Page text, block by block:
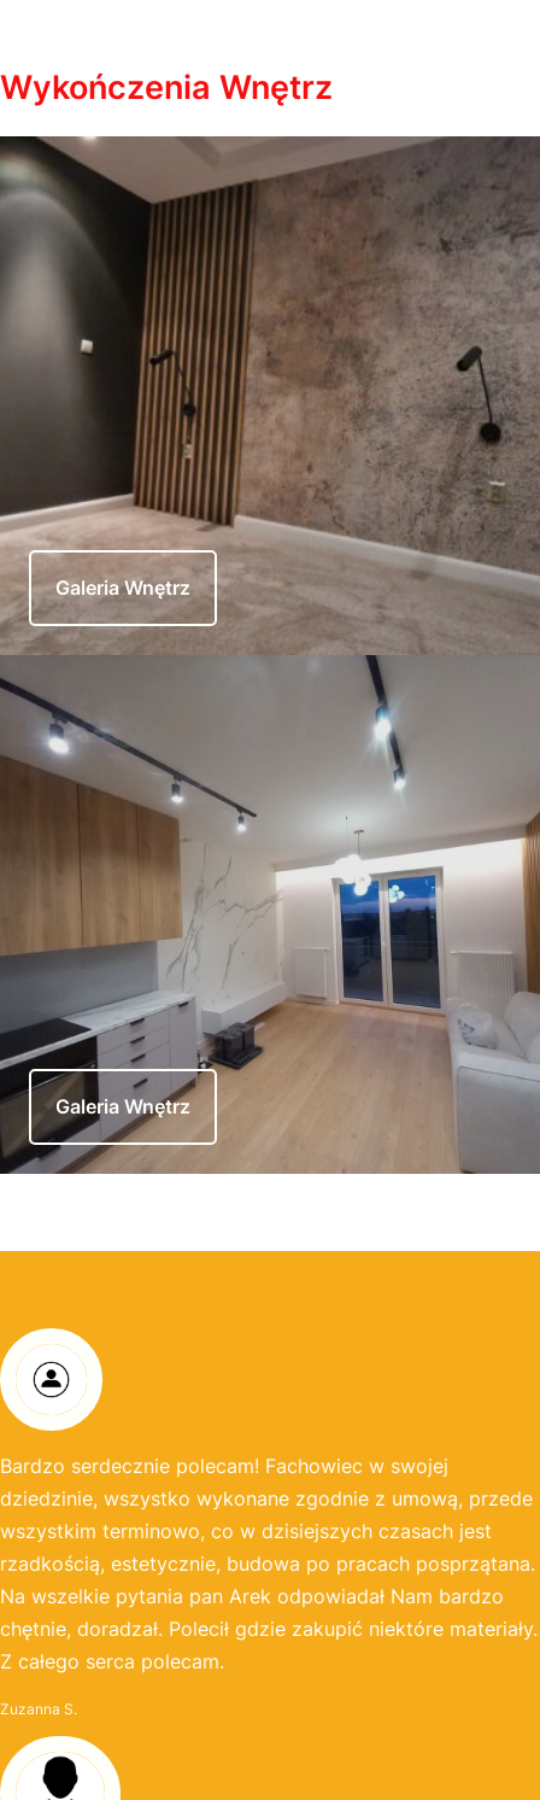
Wykończenia Wnętrz
Galeria Wnętrz
Galeria Wnętrz
Bardzo serdecznie polecam! Fachowiec w swojej
dziedzinie, wszystko wykonane zgodnie z umową, przede
wszystkim terminowo, co w dzisiejszych czasach jest
rzadkością, estetycznie, budowa po pracach posprzątana.
Na wszelkie pytania pan Arek odpowiadał Nam bardzo
chętnie, doradzał. Polecił gdzie zakupić niektóre materiały.
Z całego serca polecam.
Zuzanna S.